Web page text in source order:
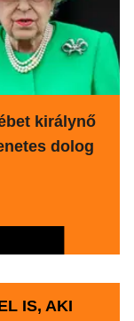
királynő
dolog
IS, AKI